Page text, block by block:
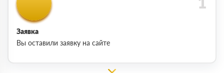
Заявка
Вы оставили заявку на сайте